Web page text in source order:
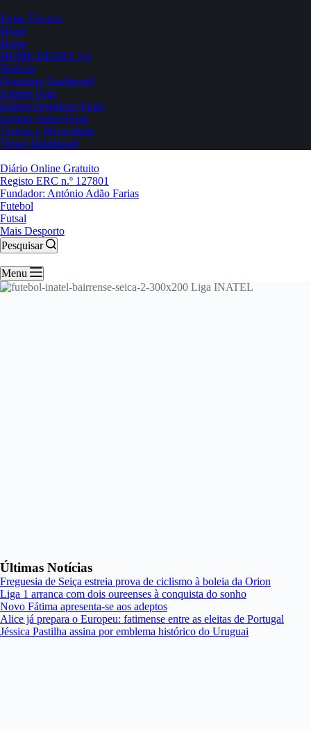
Ficha Técnica
Home
Home
HOME DERBY 2.0
Notícias
Organizer Dashboard
Sample Page
Submit Organizer Form
Submit Venue Form
Termos e Privacidade
Venue Dashboard
Diário Online Gratuito
Registo ERC n.º 127801
Fundador: António Adão Farias
Futebol
Futsal
Mais Desporto
Pesquisar
Menu
Últimas Notícias
Freguesia de Seiça estreia prova de ciclismo à boleia da Orion
Liga 1 arranca com dois oureenses à conquista do sonho
Novo Fátima apresenta-se aos adeptos
Alice já prepara o Europeu: fatimense entre as eleitas de Portugal
Jéssica Pastilha assina por emblema histórico do Uruguai